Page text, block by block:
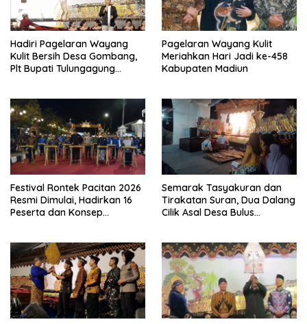
Hadiri Pagelaran Wayang
Kulit Bersih Desa Gombang,
Plt Bupati Tulungagung
Pagelaran Wayang Kulit
Meriahkan Hari Jadi ke-458
Kabupaten Madiun
Festival Rontek Pacitan 2026
Resmi Dimulai, Hadirkan 16
Peserta dan Konsep
Semarak Tasyakuran dan
Tirakatan Suran, Dua Dalang
Cilik Asal Desa Bulus
Winisuda”